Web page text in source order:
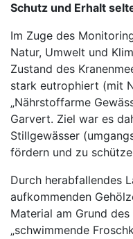
Schutz und Erhalt
Im Zuge des
Natur, Umwelt und
Zustand des
stark eutrophiert (mit
„Nährstoffarme
Garvert. Ziel war es
Stillgewässer
fördern und zu
Durch herabfallendes
aufkommenden
Material am Grund
„schwimmende